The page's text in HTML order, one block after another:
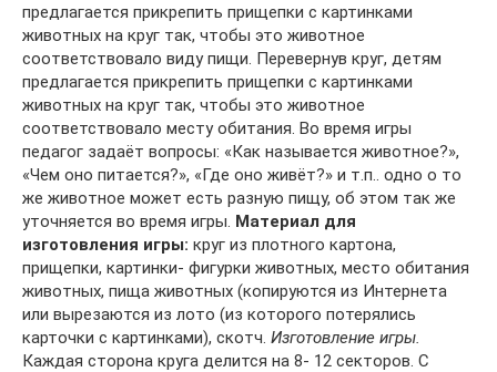
предлагается прикрепить прищепки с картинками
животных на круг так, чтобы это животное
соответствовало виду пищи. Перевернув круг, детям
предлагается прикрепить прищепки с картинками
животных на круг так, чтобы это животное
соответствовало месту обитания. Во время игры
педагог задаёт вопросы: «Как называется животное?»,
«Чем оно питается?», «Где оно живёт?» и т.п.. одно о то
же животное может есть разную пищу, об этом так же
уточняется во время игры. Материал для
изготовления игры: круг из плотного картона,
прищепки, картинки- фигурки животных, место обитания
животных, пища животных (копируются из Интернета
или вырезаются из лото (из которого потерялись
карточки с картинками), скотч. Изготовление игры.
Каждая сторона круга делится на 8- 12 секторов. С